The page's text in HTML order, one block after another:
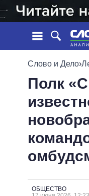
ЛЕНТА
СОБЫТИЯ
СТАТЬИ
ОБЗОРЫ
ДАЙДЖЕСТЫ
ВСЕ
ПРЕЗИДЕНТ
ВЕРХОВНАЯ
ГЛАВЫ
Слово и Дело›
Полк
ОБЩЕСТВО